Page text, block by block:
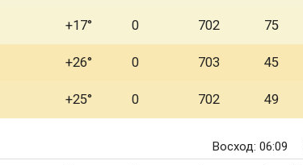
+17° 0 702 75
+26° 0 703 45
+25° 0 702 49
Восход: 06:09